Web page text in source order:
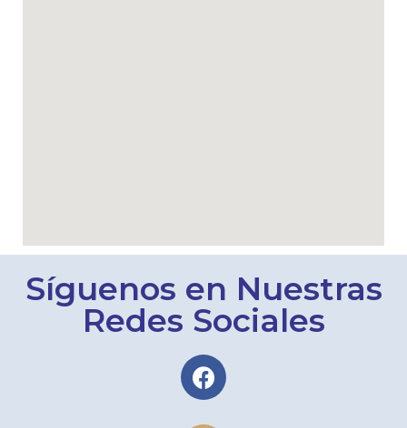
Síguenos en Nuestras
Redes Sociales